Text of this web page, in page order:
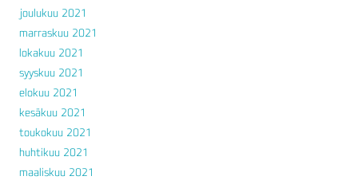
joulukuu 2021
marraskuu 2021
lokakuu 2021
syyskuu 2021
elokuu 2021
kesäkuu 2021
toukokuu 2021
huhtikuu 2021
maaliskuu 2021